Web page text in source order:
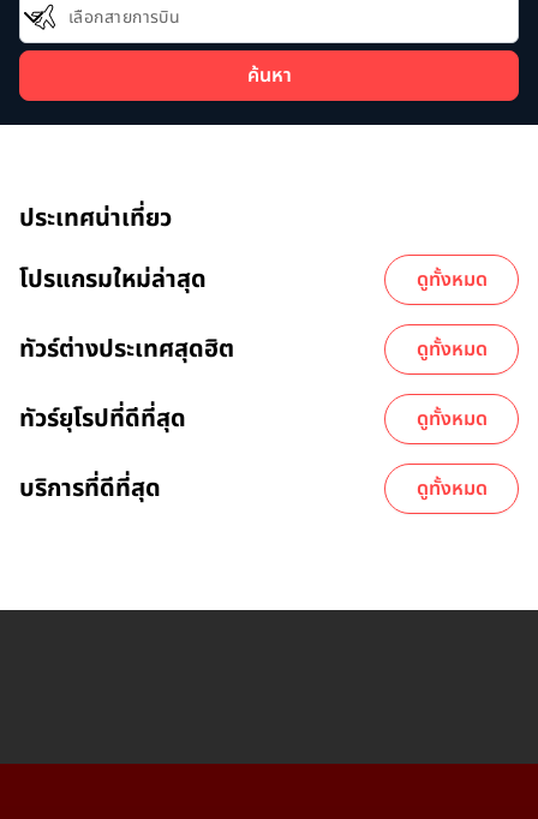
เลือกสายการบิน
ค้นหา
ประเทศน่าเที่ยว
โปรแกรมใหม่ล่าสุด
ดูทั้งหมด
ทัวร์ต่างประเทศสุดฮิต ดูทั้งหมด
ทัวร์ยุโรปที่ดีที่สุด ดูทั้งหมด
บริการที่ดีที่สุด ดูทั้งหมด